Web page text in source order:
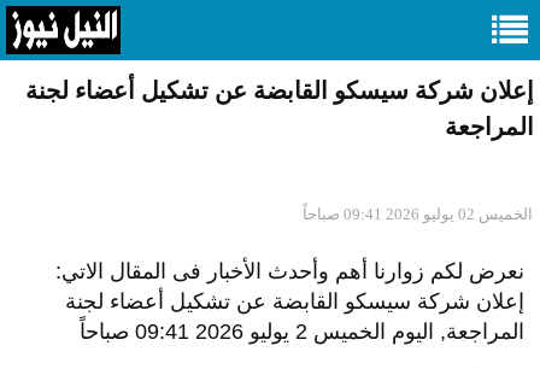
إعلان شركة سيسكو القابضة عن تشكيل أعضاء لجنة
المراجعة
الخميس 02 يوليو 2026 09:41 صباحاً
نعرض لكم زوارنا أهم وأحدث الأخبار فى المقال الاتي:
إعلان شركة سيسكو القابضة عن تشكيل أعضاء لجنة
المراجعة, اليوم الخميس 2 يوليو 2026 09:41 صباحاً